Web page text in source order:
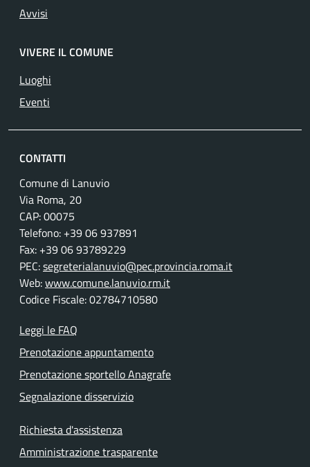
Avvisi
VIVERE IL COMUNE
Luoghi
Eventi
CONTATTI
Comune di Lanuvio
Via Roma, 20
CAP: 00075
Telefono: +39 06 937891
Fax: +39 06 93789229
PEC:segreterialanuvio@pec.provincia.roma.it
Web:www.comune.lanuvio.rm.it
Codice Fiscale: 02784710580
Leggi le FAQ
Prenotazione appuntamento
Prenotazione sportello Anagrafe
Segnalazione disservizio
Richiesta d'assistenza
Amministrazione trasparente